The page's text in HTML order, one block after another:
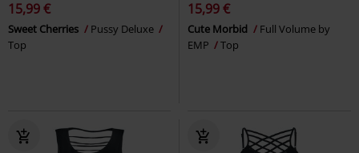
15,99 €
Sweet Cherries
Pussy Deluxe
Top
15,99 €
Cute Morbid
Full Volume by
EMP
Top